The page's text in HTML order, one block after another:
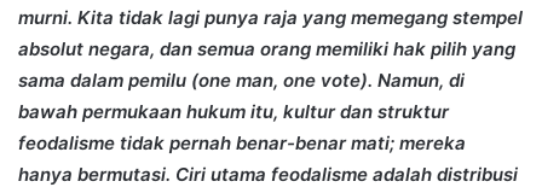
murni. Kita tidak lagi punya raja yang memegang stempel
absolut negara, dan semua orang memiliki hak pilih yang
sama dalam pemilu (one man, one vote). Namun, di
bawah permukaan hukum itu, kultur dan struktur
feodalisme tidak pernah benar-benar mati; mereka
hanya bermutasi. Ciri utama feodalisme adalah distribusi